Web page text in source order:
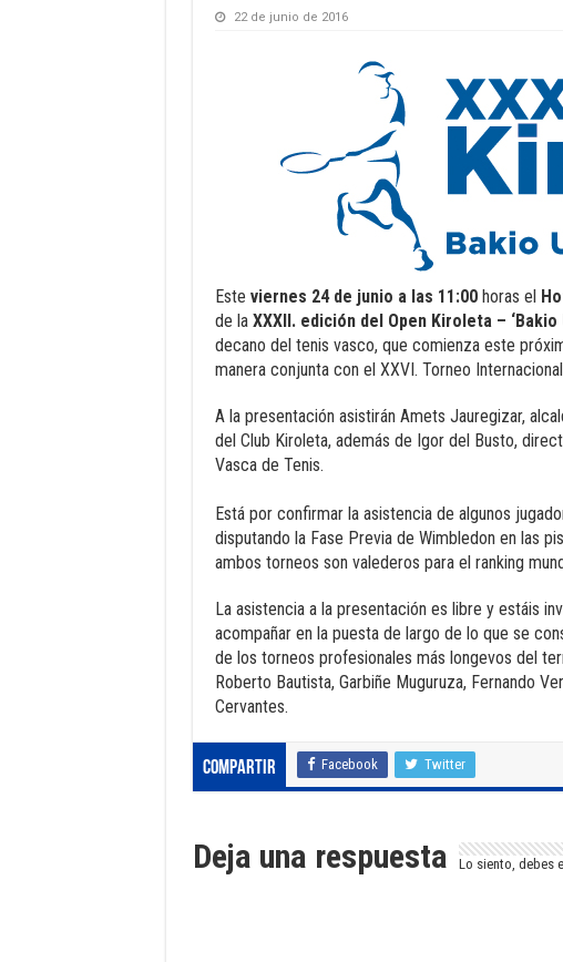
22 de junio de 2016
Este viernes 24 de junio a las 11:00horas el
de la XXXII. edición del Open Kiroleta – ‘Bakio
decano del tenis vasco, que comienza este
manera conjunta con el XXVI. Torneo
A la presentación asistirán Amets Jauregizar,
del Club Kiroleta, además de Igor del Busto,
Vasca de Tenis.
Está por confirmar la asistencia de algunos
disputando la Fase Previa de Wimbledon en las
ambos torneos son valederos para el ranking
La asistencia a la presentación es libre y estáis
acompañar en la puesta de largo de lo que se
de los torneos profesionales más longevos del
Roberto Bautista, Garbiñe Muguruza, Fernando
Cervantes.
Compartir Facebook Twitter
Deja una respuesta Lo siento, debes